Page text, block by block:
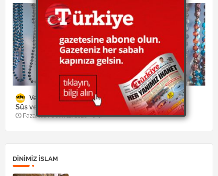
Veka Medya Yaşam
Süs ve takılarla ilgili merak edilenler
Pazartesi, Ocak 12, 2026 0
DINIMIZ ISLAM